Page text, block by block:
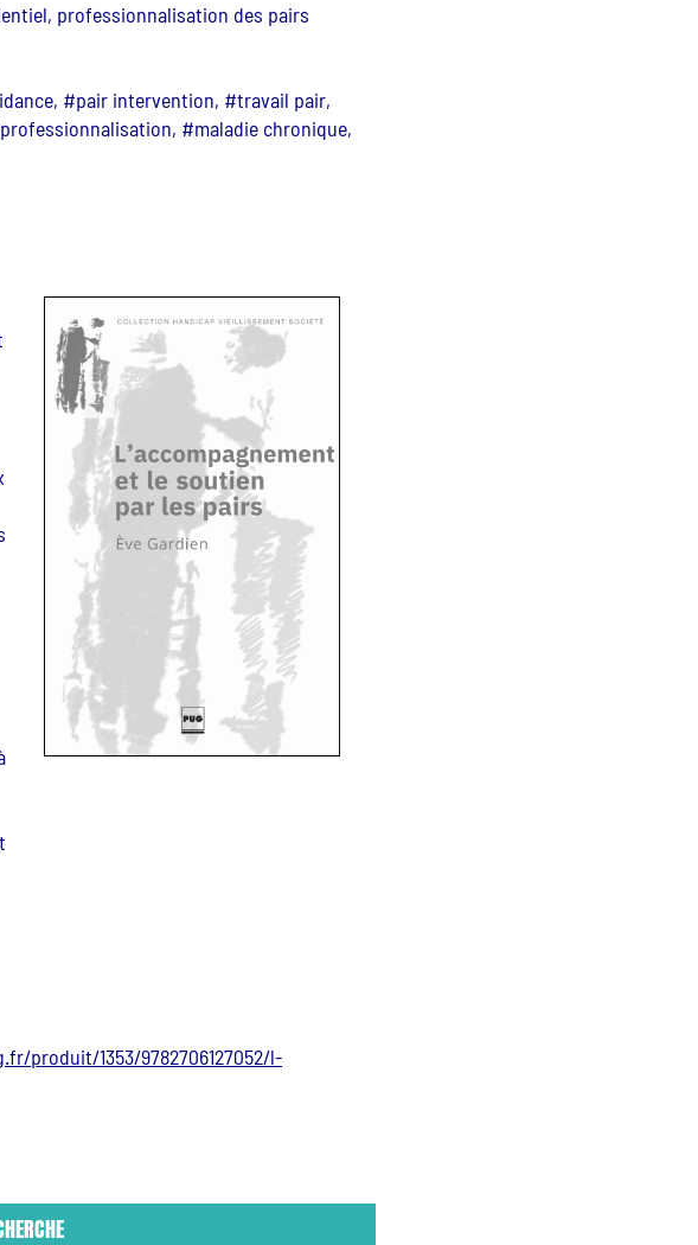
professionnalisation des pairs
#pair intervention, #travail pair,
#maladie chronique,
produit/1353/9782706127052/l-